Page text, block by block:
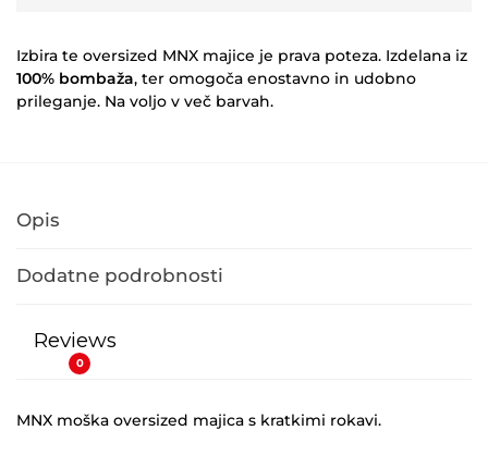
Izbira te oversized MNX majice je prava poteza. Izdelana iz
100% bombaža, ter omogoča enostavno in udobno
prileganje. Na voljo v več barvah.
Opis
Dodatne podrobnosti
Reviews
0
MNX moška oversized majica s kratkimi rokavi.